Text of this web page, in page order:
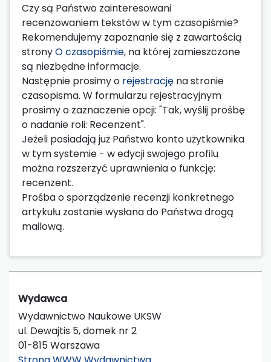
Czy są Państwo zainteresowani
recenzowaniem tekstów w tym czasopiśmie?
Rekomendujemy zapoznanie się z zawartością
stronyO czasopiśmie, na której zamieszczone
są niezbędne informacje.
Następnie prosimy o rejestrację na stronie
czasopisma. W formularzu rejestracyjnym
prosimy o zaznaczenie opcji: "Tak, wyślij prośbę
o nadanie roli: Recenzent".
Jeżeli posiadają już Państwo konto użytkownika
w tym systemie - w edycji swojego profilu
można rozszerzyć uprawnienia o funkcję:
recenzent.
Prośba o sporządzenie recenzji konkretnego
artykułu zostanie wysłana do Państwa drogą
mailową.
Wydawca
Wydawnictwo Naukowe UKSW
ul. Dewajtis 5, domek nr 2
01-815 Warszawa